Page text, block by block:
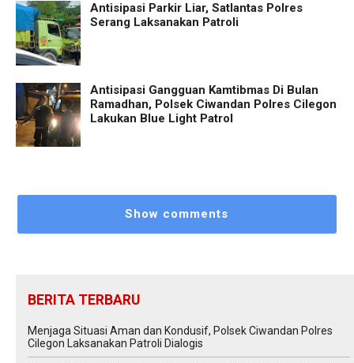
Antisipasi Parkir Liar, Satlantas Polres
Serang Laksanakan Patroli
Antisipasi Gangguan Kamtibmas Di Bulan
Ramadhan, Polsek Ciwandan Polres Cilegon
Lakukan Blue Light Patrol
Show comments
BERITA TERBARU
Menjaga Situasi Aman dan Kondusif, Polsek Ciwandan Polres
Cilegon Laksanakan Patroli Dialogis